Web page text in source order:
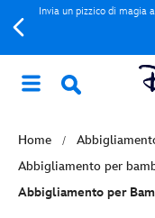
Invia un pizzico di magia
Home
Abbigliamento per
Abbigliamento per